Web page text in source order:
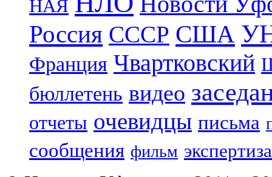
НАЯ
Россия СССР США
Франция Чвартковский
бюллетень видео
отчеты очевидцы письма
сообщения фильм экспертиза